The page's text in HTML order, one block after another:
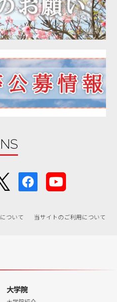
ついて 当サイトのご利用について
大学院